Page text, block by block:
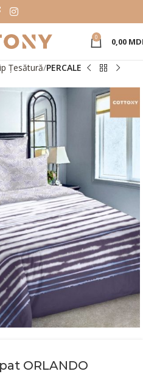
0 0,00
Țesătură PERCALE
ORLANDO